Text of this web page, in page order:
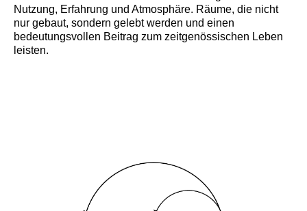
Nutzung, Erfahrung und Atmosphäre. Räume, die nicht
nur gebaut, sondern gelebt werden und einen
bedeutungsvollen Beitrag zum zeitgenössischen Leben
leisten.